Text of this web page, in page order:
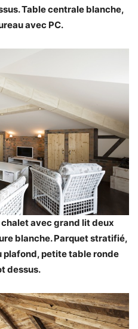
Table centrale blanche,
avec PC.
avec grand lit deux
blanche. Parquet stratifié,
plafond, petite table ronde
dessus.